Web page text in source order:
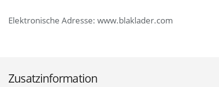
Elektronische Adresse: www.blaklader.com
Zusatzinformation